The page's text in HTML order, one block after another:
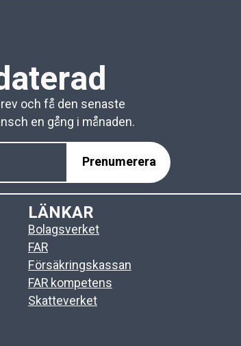
och få den senaste
en gång i månaden.
LÄNKAR
Bolagsverket
FAR
Försäkringskassan
FAR kompetens
Skatteverket